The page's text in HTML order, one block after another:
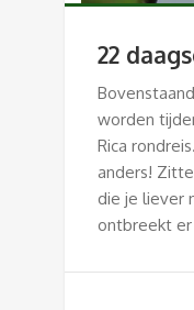
22
worden
Rica
anders!
die je liever
ontbreekt